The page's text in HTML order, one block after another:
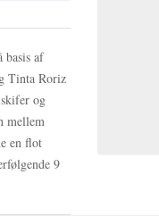
basis af
Tinta Roriz
og
mellem
en flot
9